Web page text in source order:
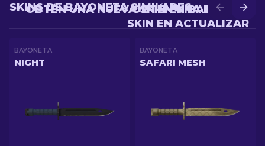
OBTÉN UNA MEJOR
SKIN EN ACTUALIZAR
OBTÉN UNA NUEVA SKIN EN BATALLA
SKINS DE BAYONETA SIMILARES
BAYONETA
NIGHT
BAYONETA
SAFARI MESH